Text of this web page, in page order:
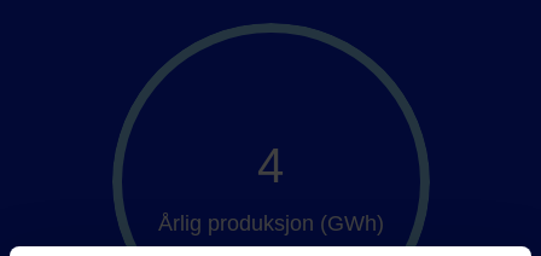
4
Årlig produksjon (GWh)